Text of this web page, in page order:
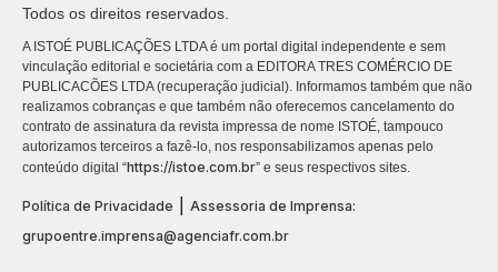
Todos os direitos reservados.
A ISTOÉ PUBLICAÇÕES LTDA é um portal digital independente e sem
vinculação editorial e societária com a EDITORA TRES COMÉRCIO DE
PUBLICACÕES LTDA (recuperação judicial). Informamos também que não
realizamos cobranças e que também não oferecemos cancelamento do
contrato de assinatura da revista impressa de nome ISTOÉ, tampouco
autorizamos terceiros a fazê-lo, nos responsabilizamos apenas pelo
conteúdo digital “https://istoe.com.br” e seus respectivos sites.
Política de Privacidade
Assessoria de Imprensa:
grupoentre.imprensa@agenciafr.com.br